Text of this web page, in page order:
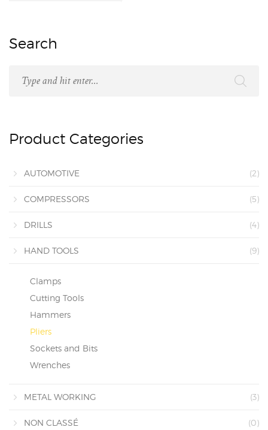
Search
Product Categories
AUTOMOTIVE (2)
COMPRESSORS (5)
DRILLS (4)
HAND TOOLS (9)
Clamps
Cutting Tools
Hammers
Pliers
Sockets and Bits
Wrenches
METAL WORKING (3)
NON CLASSÉ (0)